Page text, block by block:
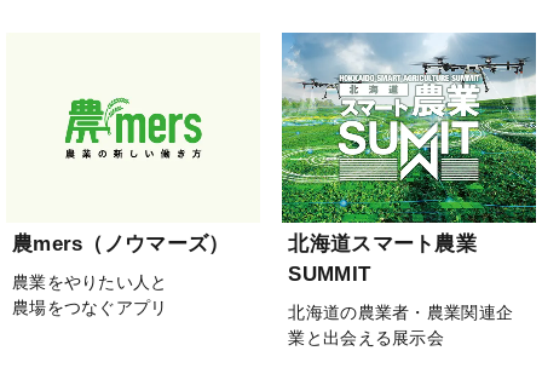
農mers（ノウマーズ）
農業をやりたい人と
農場をつなぐアプリ
北海道スマート農業
SUMMIT
北海道の農業者・農業関連企
業と出会える展示会